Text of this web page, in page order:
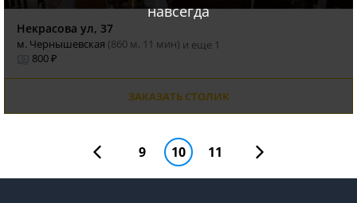
навсегда
Некрасова ул, 37
м. Чернышевская (860 м, 11 мин) и еще 1
800 ₽
ЗАКАЗАТЬ СТОЛИК
9 10 11